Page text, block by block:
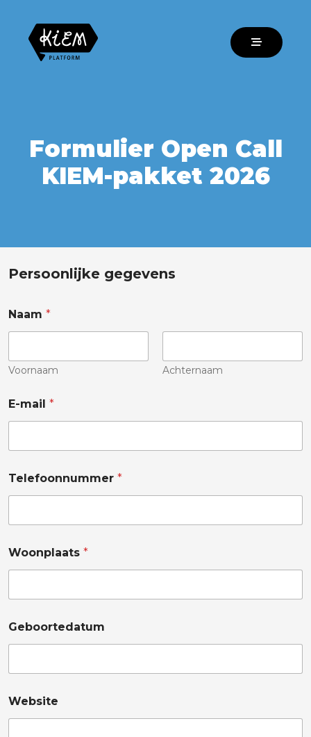
Formulier Open Call
KIEM-pakket 2026
Persoonlijke gegevens
Naam*
Voornaam Achternaam
E-mail*
Telefoonnummer*
Woonplaats*
Geboortedatum
Website